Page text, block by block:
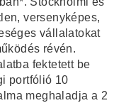
versenyképes,
vállalatokat
révén.
fektetett be
portfólió 10
meghaladja a 2